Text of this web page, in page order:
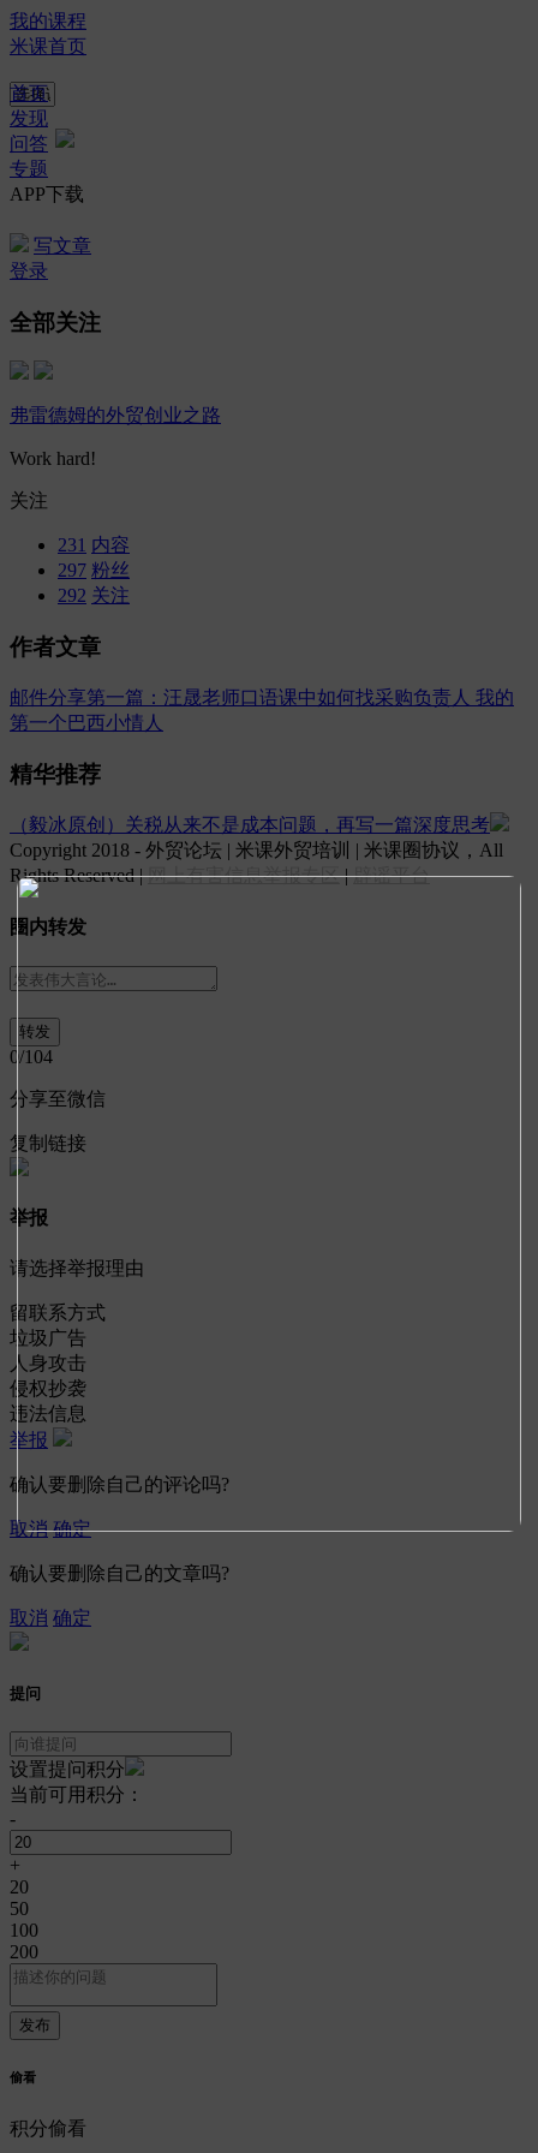
我的课程
米课首页
首页
发现
问答
专题
APP下载
写文章
登录
全部关注
弗雷德姆的外贸创业之路
Work hard!
关注
231 内容
297 粉丝
292 关注
作者文章
邮件分享第一篇：汪晟老师口语课中如何找采购负责人 我的
第一个巴西小情人
精华推荐
（毅冰原创）关税从来不是成本问题，再写一篇深度思考
Copyright 2018 - 外贸论坛 | 米课外贸培训 | 米课圈协议，All
Rights Reserved |网上有害信息举报专区|辟谣平台
圈内转发
0/104
分享至微信
复制链接
举报
请选择举报理由
留联系方式
垃圾广告
人身攻击
侵权抄袭
违法信息
举报
确认要删除自己的评论吗?
取消 确定
确认要删除自己的文章吗?
取消 确定
提问
设置提问积分
当前可用积分：
-
+
20
50
100
200
偷看
积分偷看